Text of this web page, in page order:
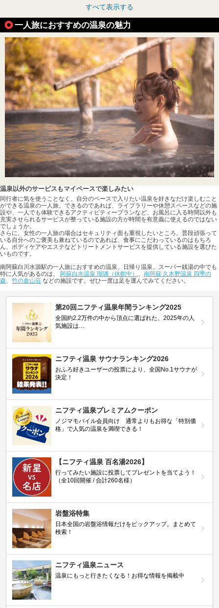
すべて表示する
一人旅におすすめの温泉の魅力
温泉以外のサービスもマイペースで楽しみたい
同行者に気を使うことなく、自分のペースで入りたい温泉を好きなだけ楽しむこと
ができる温泉の一人旅。できるのであれば、ライブラリーや休憩スペースなどの施
設や、一人でも体験できるアクティビティープランなど、お風呂に入る時間以外も
充実させられるサービスが整っている施設の方が時間を有意義に使えるのではない
でしょうか。
さらに、女性の一人旅の場合はセキュリティ面も重視したいところ。普段頑張って
いる自分へのご褒美も兼ねているのであれば、食事にこだわっているのはもちろ
ん、ボディケアやエステなどトリートメントサービスを提供している施設を選びた
いものです。
南阿蘇白川水源駅の一人旅におすすめの温泉、日帰り温泉、スーパー銭湯の中でも
特に人気があるのは、 阿蘇白水温泉 瑠璃（休館中） 、 南阿蘇 久木野温泉 四季の
森、 竹の倉山荘 などの施設です。ぜひ一度は足を運んでみてください。
第20回ニフティ温泉年間ランキング2025
全国約2.2万件の中から頂点に選ばれた、2025年の人
気施設は…
ニフティ温泉 サウナランキング2026
おふろ好きユーザーの投票により、全国No.1サウナが
決定！
ニフティ温泉プレミアムクーポン
ノジマモバイル会員向け 通常よりもお得な「特別価
格」で人気の温泉を満喫できる！
【ニフティ温泉 百名湯2026】
行ってみたい施設に投票してプレゼントを当てよう！
（全10回開催 / 合計260名様）
岩盤浴特集
日本全国の岩盤浴情報だけをピックアップ。まとめて
検索！
ニフティ温泉ニュース
温泉にもっと行きたくなる！お得な情報を掲載中